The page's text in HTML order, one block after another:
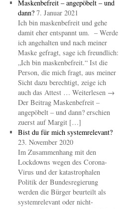
Maskenbefreit – angepöbelt – und
dann? 7. Januar 2021
Ich bin maskenbefreit und gehe
damit eher entspannt um. – Werde
ich angehalten und nach meiner
Maske gefragt, sage ich freundlich:
„Ich bin maskenbefreit.“ Ist die
Person, die mich fragt, aus meiner
Sicht dazu berechtigt, zeige ich
auch das Attest … Weiterlesen →
Der Beitrag Maskenbefreit –
angepöbelt – und dann? erschien
zuerst auf Margit […]
Bist du für mich systemrelevant?
23. November 2020
Im Zusammenhang mit den
Lockdowns wegen des Corona-
Virus und der katastrophalen
Politik der Bundesregierung
werden die Bürger beurteilt als
systemrelevant oder nicht-